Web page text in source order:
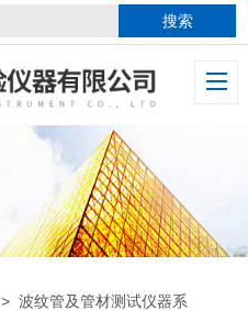
>波纹管及管材测试仪器系